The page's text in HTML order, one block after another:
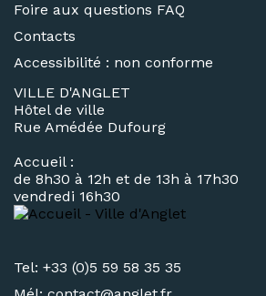
Foire aux questions FAQ
Contacts
Accessibilité : non conforme
VILLE D'ANGLET
Hôtel de ville
Rue Amédée Dufourg
Accueil :
de 8h30 à 12h et de 13h à 17h30
vendredi 16h30
Tel: +33 (0)5 59 58 35 35